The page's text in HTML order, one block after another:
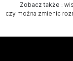
Zobacz także :
czy można zmienic